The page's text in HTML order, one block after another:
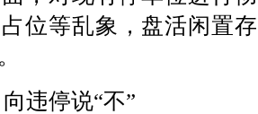
位等乱象，盘活闲置
违停说“不”